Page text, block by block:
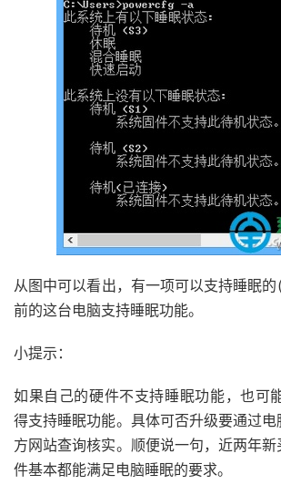
从图中可以看出，有一项可以支持睡眠
前的这台电脑支持睡眠功能。
小提示：
如果自己的硬件不支持睡眠功能，也可
得支持睡眠功能。具体可否升级要通过
方网站查询核实。顺便说一句，近两年
件基本都能满足电脑睡眠的要求。